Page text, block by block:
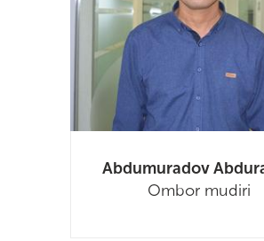
Abdumuradov
Ombor mudiri